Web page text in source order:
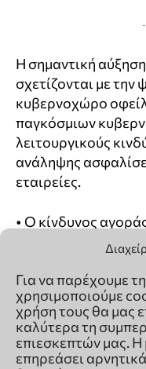
Για να παρέχουμε
χρησιμοποιούμε
χρήση τους θα μας
καλύτερα τη
επιεσκεπτών μας.
επηρεάσει